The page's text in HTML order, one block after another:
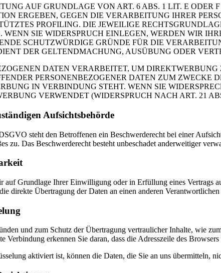
AUF GRUNDLAGE VON ART. 6 ABS. 1 LIT. E ODER
ERGEBEN, GEGEN DIE VERARBEITUNG IHRER
PROFILING. DIE JEWEILIGE
SIE WIDERSPRUCH EINLEGEN, WERDEN WIR
SCHUTZWÜRDIGE GRÜNDE FÜR DIE
DER GELTENDMACHUNG, AUSÜBUNG ODER
DATEN VERARBEITET, UM
PERSONENBEZOGENER DATEN ZUM
IN VERBINDUNG STEHT. WENN SIE
VERWENDET (WIDERSPRUCH NACH ART. 21
Aufsichts­behörde
steht den Betroffenen ein Beschwerderecht bei einer
zu. Das Beschwerderecht besteht unbeschadet anderweitiger
auf Grundlage Ihrer Einwilligung oder in Erfüllung eines Vertrags
direkte Übertragung der Daten an einen anderen
und zum Schutz der Übertragung vertraulicher Inhalte, wie
Verbindung erkennen Sie daran, dass die Adresszeile des
aktiviert ist, können die Daten, die Sie an uns übermitteln,